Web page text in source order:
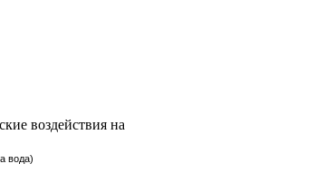
воздействия на
вода)